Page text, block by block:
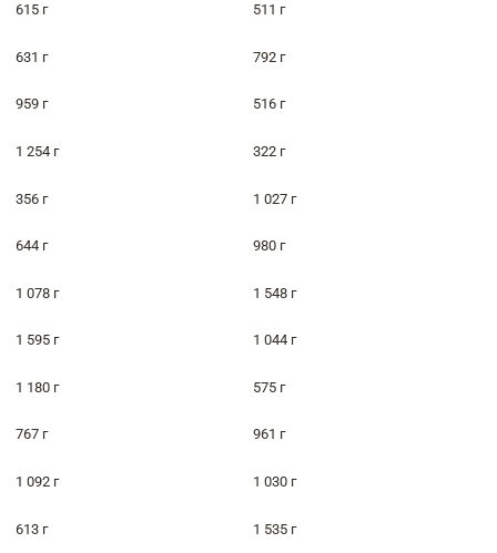
615 г 511 г
631 г 792 г
959 г 516 г
1 254 г 322 г
356 г 1 027 г
644 г 980 г
1 078 г 1 548 г
1 595 г 1 044 г
1 180 г 575 г
767 г 961 г
1 092 г 1 030 г
613 г 1 535 г